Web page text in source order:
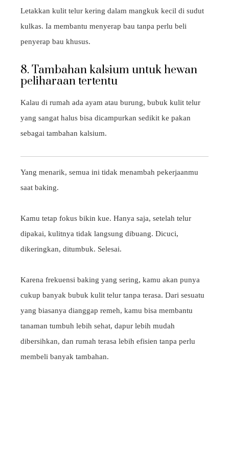
Letakkan kulit telur kering dalam mangkuk kecil di sudut
kulkas. Ia membantu menyerap bau tanpa perlu beli
penyerap bau khusus.
8. Tambahan kalsium untuk hewan
peliharaan tertentu
Kalau di rumah ada ayam atau burung, bubuk kulit telur
yang sangat halus bisa dicampurkan sedikit ke pakan
sebagai tambahan kalsium.
Yang menarik, semua ini tidak menambah pekerjaanmu
saat baking.
Kamu tetap fokus bikin kue. Hanya saja, setelah telur
dipakai, kulitnya tidak langsung dibuang. Dicuci,
dikeringkan, ditumbuk. Selesai.
Karena frekuensi baking yang sering, kamu akan punya
cukup banyak bubuk kulit telur tanpa terasa. Dari sesuatu
yang biasanya dianggap remeh, kamu bisa membantu
tanaman tumbuh lebih sehat, dapur lebih mudah
dibersihkan, dan rumah terasa lebih efisien tanpa perlu
membeli banyak tambahan.